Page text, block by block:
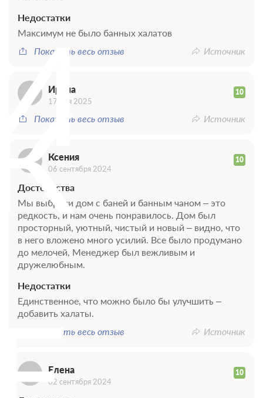
Недостатки
Максимум не было банных халатов
Показать весь отзыв
Источник
Ирина 10
17 мая 2025
Показать весь отзыв Источник
Ксения 10
06 сентября 2024
Достоинства
Мы выбрали дом с баней и банным чаном – это
редкость, и нам очень понравилось. Дом был
просторный, уютный, чистый и новый – видно, что
в него вложено много усилий. Все было продумано
до мелочей, Менеджер был вежливым и
дружелюбным.
Недостатки
Единственное, что можно было бы улучшить –
добавить халаты.
Показать весь отзыв
Источник
Елена 10
02 сентября 2024